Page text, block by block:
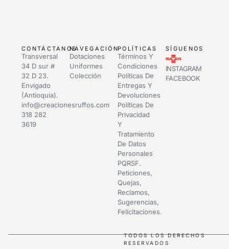
CONTÁCTANOS
Transversal
34 D sur #
32 D 23.
Envigado
(Antioquia).
info@creacionesruffos.com
318 282
3619
NAVEGACIÓN
Dotaciones
Uniformes
Colección
POLÍTICAS
Términos Y
Condiciones
Políticas De
Entregas Y
Devoluciones
Políticas De
Privacidad
Y
Tratamiento
De Datos
Personales
PQRSF.
Peticiones,
Quejas,
Reclamos,
Sugerencias,
Felícitaciones.
SÍGUENOS
INSTAGRAM
FACEBOOK
TODOS LOS DERECHOS
RESERVADOS